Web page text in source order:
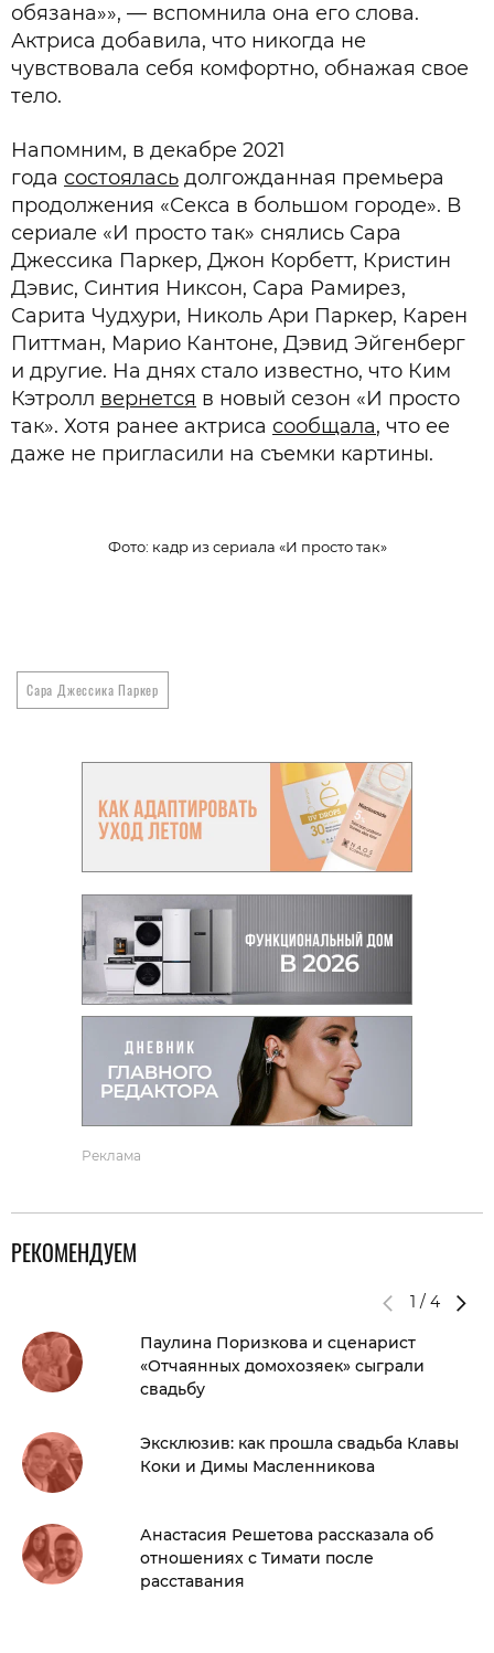
обязана»», — вспомнила она его слова.
Актриса добавила, что никогда не
чувствовала себя комфортно, обнажая свое
тело.
Напомним, в декабре 2021
года состоялась долгожданная премьера
продолжения «Секса в большом городе». В
сериале «И просто так» снялись Сара
Джессика Паркер, Джон Корбетт, Кристин
Дэвис, Синтия Никсон, Сара Рамирез,
Сарита Чудхури, Николь Ари Паркер, Карен
Питтман, Марио Кантоне, Дэвид Эйгенберг
и другие. На днях стало известно, что Ким
Кэтролл вернется в новый сезон «И просто
так». Хотя ранее актриса сообщала, что ее
даже не пригласили на съемки картины.
Фото: кадр из сериала «И просто так»
Сара Джессика Паркер
Реклама
РЕКОМЕНДУЕМ
1 / 4
Паулина Поризкова и сценарист
«Отчаянных домохозяек» сыграли
свадьбу
Эксклюзив: как прошла свадьба Клавы
Коки и Димы Масленникова
Анастасия Решетова рассказала об
отношениях с Тимати после
расставания